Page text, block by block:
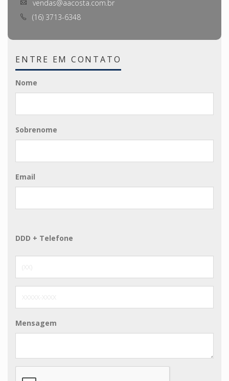
vendas@aacosta.com.br
(16) 3713-6348
ENTRE EM CONTATO
Nome
Sobrenome
Email
DDD + Telefone
Mensagem